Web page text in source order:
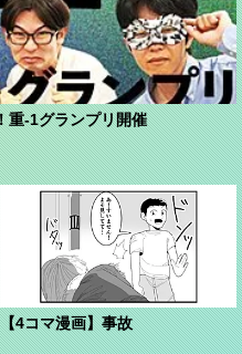
重-1グランプリ開催
【4コマ漫画】事故